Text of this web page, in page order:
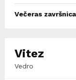
Večeras
Vitez
Vedro